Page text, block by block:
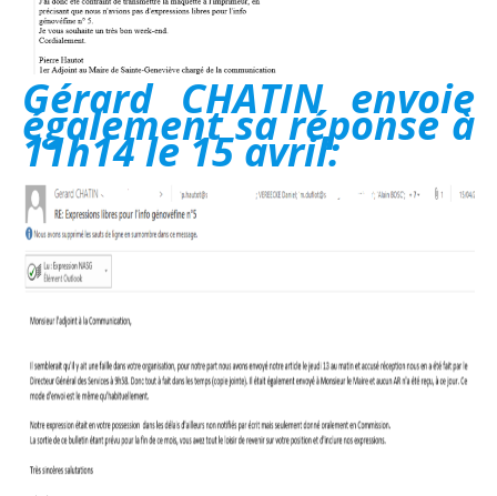
Gérard CHATIN envoie
également sa réponse à
11h14 le 15 avril: